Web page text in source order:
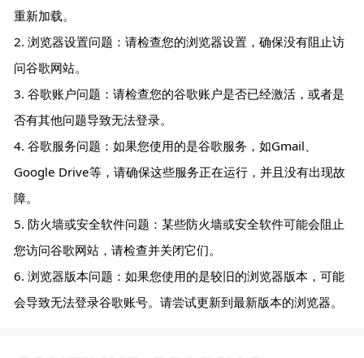
重新加载。
2. 浏览器设置问题：请检查您的浏览器设置，确保没有阻止访
问谷歌网站。
3. 谷歌账户问题：请检查您的谷歌账户是否已经激活，或者是
否有其他问题导致无法登录。
4. 谷歌服务问题：如果您使用的是谷歌服务，如Gmail、
Google Drive等，请确保这些服务正在运行，并且没有出现故
障。
5. 防火墙或安全软件问题：某些防火墙或安全软件可能会阻止
您访问谷歌网站，请检查并关闭它们。
6. 浏览器版本问题：如果您使用的是较旧的浏览器版本，可能
会导致无法登录谷歌账号。请尝试更新到最新版本的浏览器。